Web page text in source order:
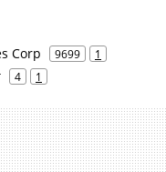
Corp 9699 1
4 1